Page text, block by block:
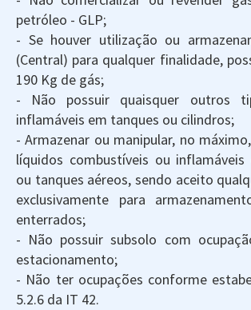
petróleo - GLP;
- Se houver utilização ou
(Central) para qualquer finalidade,
190 Kg de gás;
- Não possuir quaisquer outros
inflamáveis em tanques ou cilindros;
- Armazenar ou manipular, no
líquidos combustíveis ou inflamáveis
ou tanques aéreos, sendo aceito
exclusivamente para
enterrados;
- Não possuir subsolo com
estacionamento;
- Não ter ocupações conforme
5.2.6 da IT 42.